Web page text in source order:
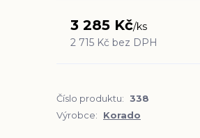
3 285 Kč/ks
2 715 Kč bez DPH
Číslo produktu: 338
Výrobce:
Korado